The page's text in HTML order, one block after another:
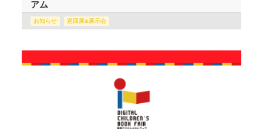
アム
お知らせ 巡回展&展示会